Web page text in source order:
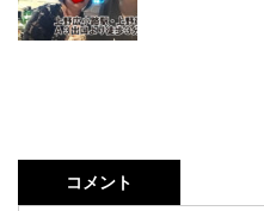
コメント